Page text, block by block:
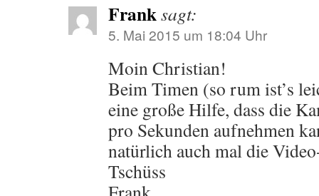
Franksagt:
5. Mai 2015 um 18:04 Uhr
Moin Christian!
Beim Timen (so rum ist’s
eine große Hilfe, dass die
pro Sekunden aufnehmen
natürlich auch mal die
Tschüss